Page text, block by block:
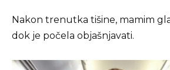
Nakon trenutka tišine, mamim
dok je počela objašnjavati.